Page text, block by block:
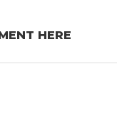
HERE